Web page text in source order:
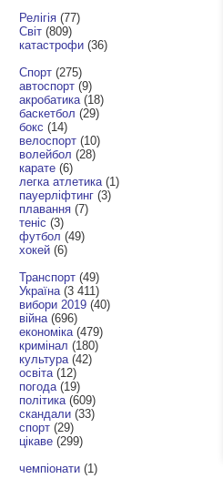
Релігія (77)
Світ (809)
катастрофи (36)
Спорт (275)
автоспорт (9)
акробатика (18)
баскетбол (29)
бокс (14)
велоспорт (10)
волейбол (28)
карате (6)
легка атлетика (1)
пауерліфтинг (3)
плавання (7)
теніс (3)
футбол (49)
хокей (6)
Транспорт (49)
Україна (3 411)
вибори 2019 (40)
війна (696)
економіка (479)
кримінал (180)
культура (42)
освіта (12)
погода (19)
політика (609)
скандали (33)
спорт (29)
цікаве (299)
чемпіонати (1)